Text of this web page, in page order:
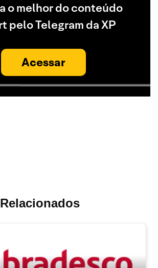
o melhor do conteúdo
pelo Telegram da XP
Acessar